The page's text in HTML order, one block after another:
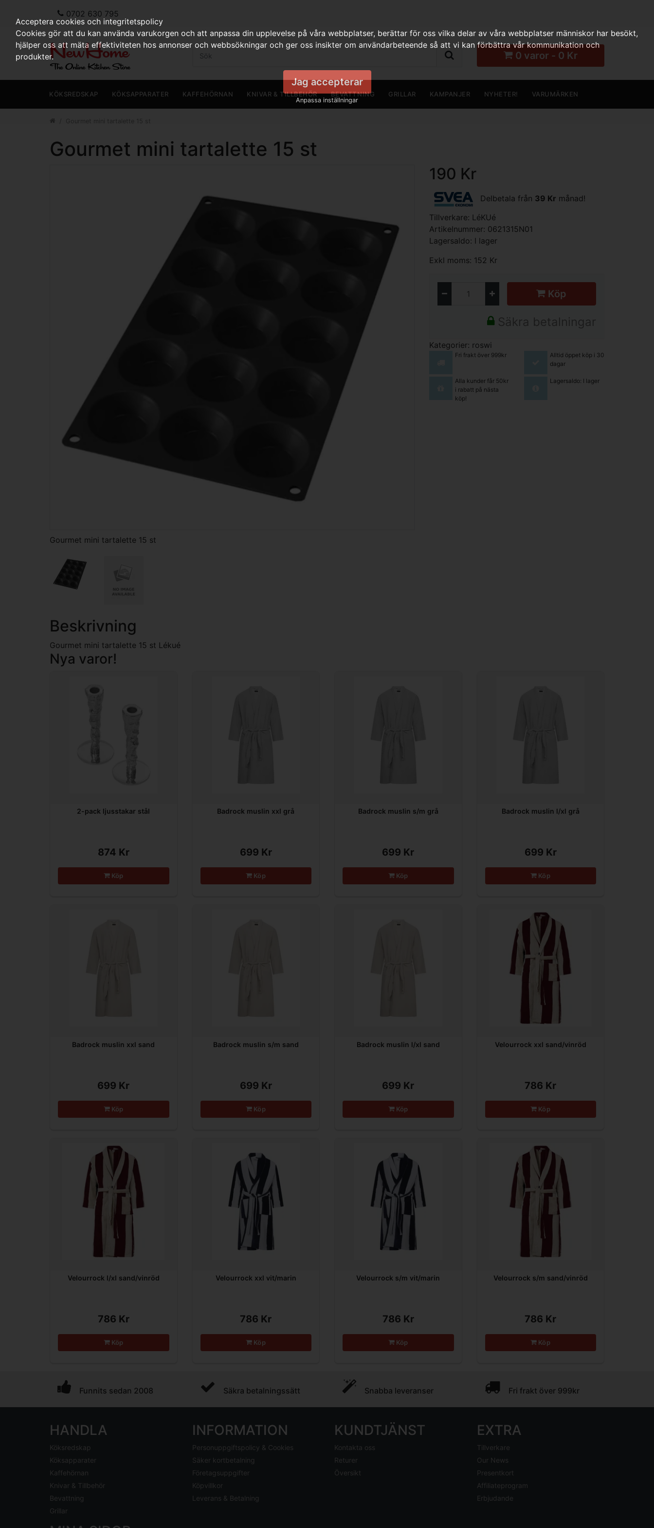
0702 630 795
0 varor - 0 Kr
KÖKSREDSKAP KÖKSAPPARATER KAFFEHÖRNAN KNIVAR & TILLBEHÖR BEVATTNING GRILLAR KAMPANJER NYHETER! VARUMÄRKEN
Gourmet mini tartalette 15 st
Gourmet mini tartalette 15 st
190 Kr
Delbetala från 39 Kr månad!
Tillverkare: LéKUé
Artikelnummer: 0621315N01
Lagersaldo: I lager
Exkl moms: 152 Kr
Köp
Säkra betalningar
Kategorier: roswi
Fri frakt över 999kr
Alltid öppet köp i 30
dagar
Alla kunder får 50kr
i rabatt på nästa
köp!
Lagersaldo: I lager
Beskrivning
Gourmet mini tartalette 15 st Lékué
Nya varor!
2-pack ljusstakar stål
874 Kr
Köp
Badrock muslin xxl grå
699 Kr
Köp
Badrock muslin s/m grå
699 Kr
Köp
Badrock muslin l/xl grå
699 Kr
Köp
Badrock muslin xxl sand
699 Kr
Köp
Badrock muslin s/m sand
699 Kr
Köp
Badrock muslin l/xl sand
699 Kr
Köp
Velourrock xxl sand/vinröd
786 Kr
Köp
Velourrock l/xl sand/vinröd
786 Kr
Köp
Velourrock xxl vit/marin
786 Kr
Köp
Velourrock s/m vit/marin
786 Kr
Köp
Velourrock s/m sand/vinröd
786 Kr
Köp
Funnits sedan 2008 Säkra betalningssätt Snabba leveranser Fri frakt över 999kr
HANDLA
Köksredskap
Köksapparater
Kaffehörnan
Knivar & Tillbehör
Bevattning
Grillar
INFORMATION
Personuppgiftspolicy & Cookies
Säker kortbetalning
Företagsuppgifter
Köpvillkor
Leverans & Betalning
KUNDTJÄNST
Kontakta oss
Returer
Översikt
EXTRA
Tillverkare
Our News
Presentkort
Affiliateprogram
Erbjudande
Acceptera cookies och integritetspolicy
Cookies gör att du kan använda varukorgen och att anpassa din upplevelse på våra webbplatser, berättar för oss vilka delar av våra webbplatser människor har besökt,
hjälper oss att mäta effektiviteten hos annonser och webbsökningar och ger oss insikter om användarbeteende så att vi kan förbättra vår kommunikation och
produkter.
Jag accepterar
Anpassa inställningar